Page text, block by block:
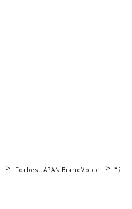
Forbes JAPAN BrandVoice “泊